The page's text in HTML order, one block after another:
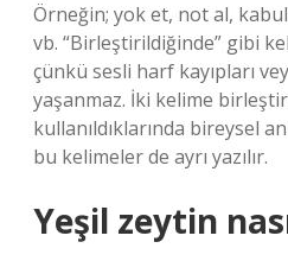
Örneğin; yok et, not al,
vb. “Birleştirildiğinde” gibi
çünkü sesli harf kayıpları
yaşanmaz. İki kelime
kullanıldıklarında bireysel
bu kelimeler de ayrı yazılır.
Yeşil zeytin